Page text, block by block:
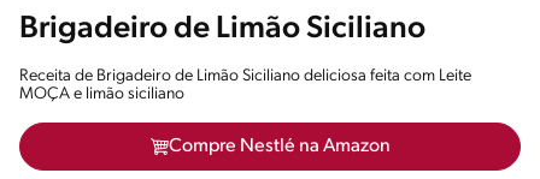
Brigadeiro de Limão Siciliano
Receita de Brigadeiro de Limão Siciliano deliciosa feita com Leite
MOÇA e limão siciliano
Compre Nestlé na Amazon